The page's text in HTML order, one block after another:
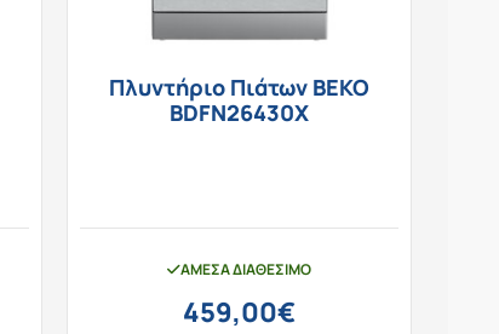
Πλυντήριο Πιάτων BEKO
BDFN26430X
ΆΜΕΣΑ ΔΙΑΘΈΣΙΜΟ
459,00€